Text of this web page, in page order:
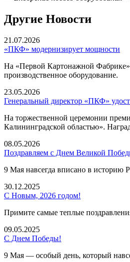
Другие Новости
21.07.2026
«ПКФ» модернизирует мощности
На «Первой Картонажной Фабрике»
производственное оборудование.
23.05.2026
Генеральный директор «ПКФ»
На торжественной церемонии
Калининградской областью».
08.05.2026
Поздравляем с Днем Великой
9 Мая навсегда вписано в историю
30.12.2025
С Новым, 2026 годом!
Примите самые теплые
09.05.2025
С Днем Победы!
9 Мая — особый день, который